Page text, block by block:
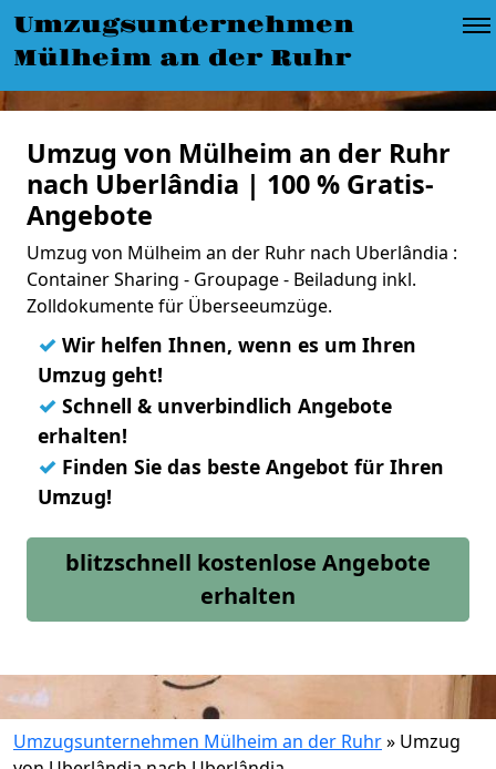
Umzugsunternehmen
Mülheim an der Ruhr
Umzug von Mülheim an der Ruhr
nach Uberlândia | 100 % Gratis-
Angebote
Umzug von Mülheim an der Ruhr nach Uberlândia :
Container Sharing - Groupage - Beiladung inkl.
Zolldokumente für Überseeumzüge.
✓ Wir helfen Ihnen, wenn es um Ihren
Umzug geht!
✓ Schnell & unverbindlich Angebote
erhalten!
✓ Finden Sie das beste Angebot für Ihren
Umzug!
blitzschnell kostenlose Angebote
erhalten
Umzugsunternehmen Mülheim an der Ruhr» Umzug